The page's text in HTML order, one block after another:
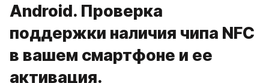
Android. Проверка
поддержки наличия чипа NFC
в вашем смартфоне и ее
активация.